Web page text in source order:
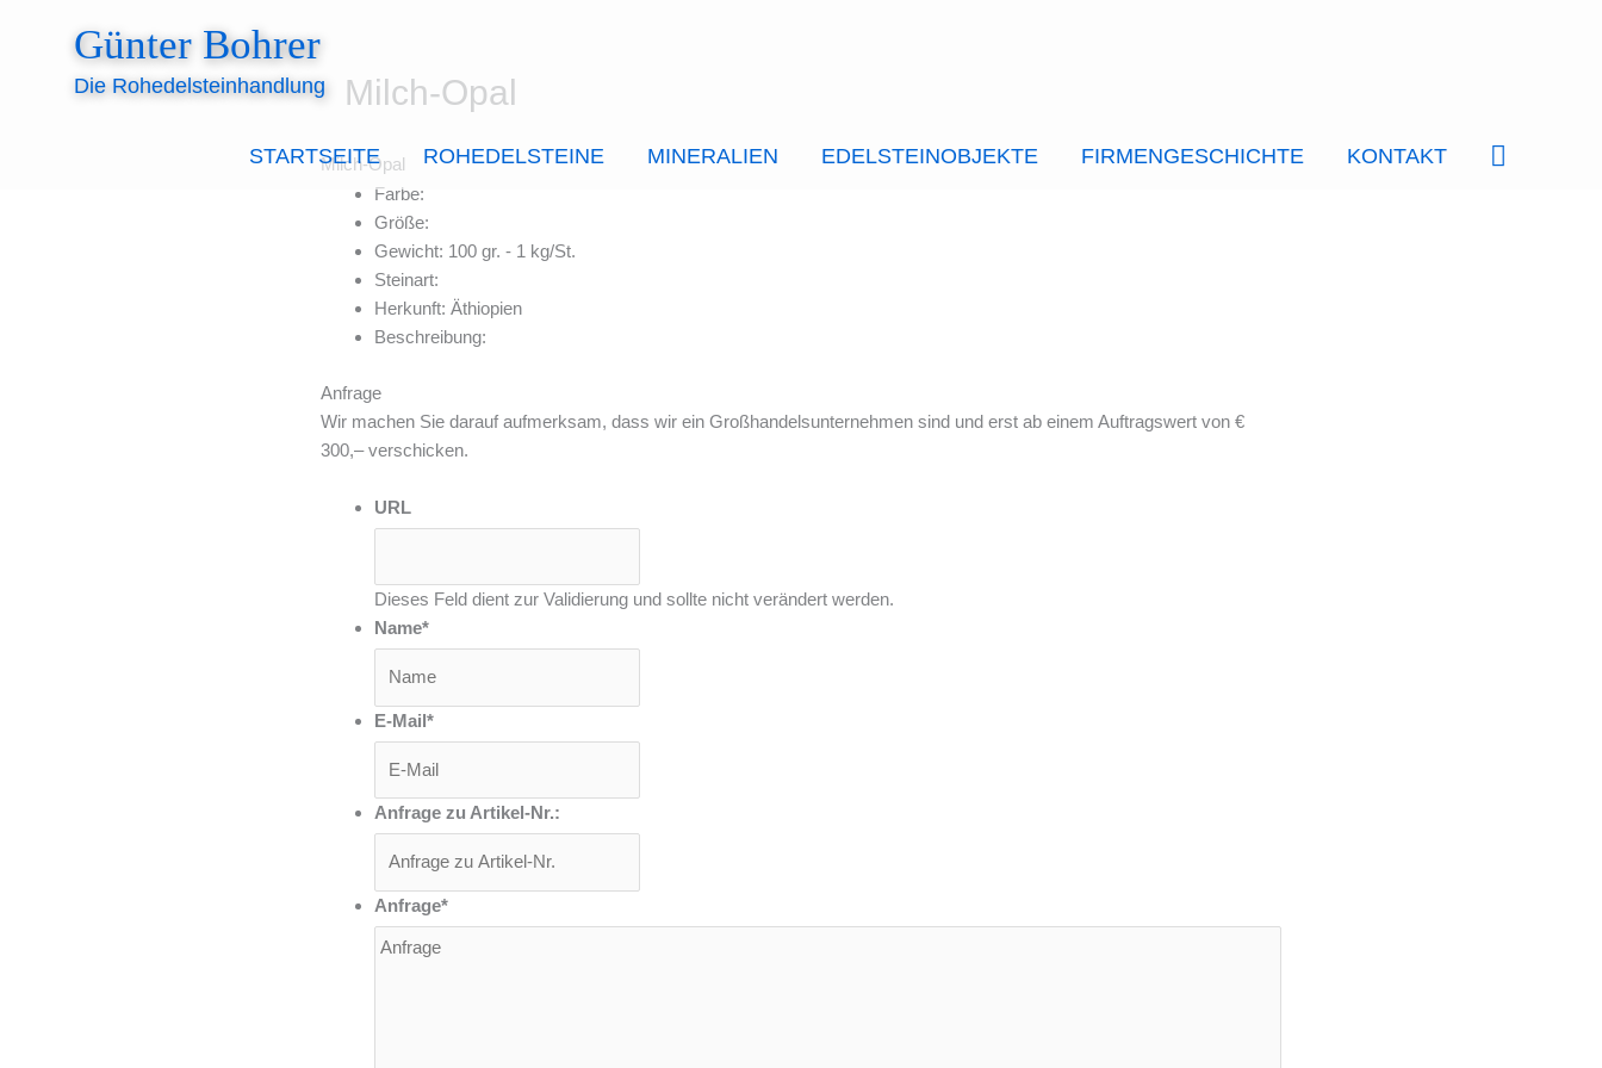
Günter Bohrer
Die Rohedelsteinhandlung
STARTSEITE ROHEDELSTEINE MINERALIEN EDELSTEINOBJEKTE FIRMENGESCHICHTE KONTAKT
Milch-Opal
Milch-Opal
Farbe:
Größe:
Gewicht: 100 gr. - 1 kg/St.
Steinart:
Herkunft: Äthiopien
Beschreibung:
Anfrage
Wir machen Sie darauf aufmerksam, dass wir ein Großhandelsunternehmen sind und erst ab einem Auftragswert von €
300,– verschicken.
URL
Dieses Feld dient zur Validierung und sollte nicht verändert werden.
Name*
E-Mail*
Anfrage zu Artikel-Nr.:
Anfrage*